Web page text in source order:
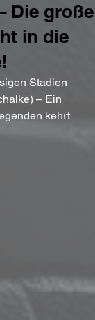
Die große
in die
Stadien
– Ein
kehrt